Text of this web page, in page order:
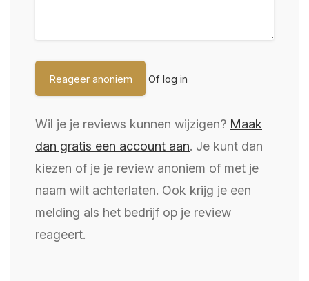
Of log in
Wil je je reviews kunnen wijzigen? Maak
dan gratis een account aan. Je kunt dan
kiezen of je je review anoniem of met je
naam wilt achterlaten. Ook krijg je een
melding als het bedrijf op je review
reageert.